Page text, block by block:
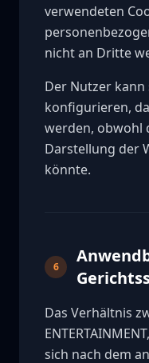
verwendeten
nicht an Dritte
Der Nutzer
konfigurieren,
werden, obwohl
Darstellung der
könnte.
6
Das Verhältnis
sich nach dem